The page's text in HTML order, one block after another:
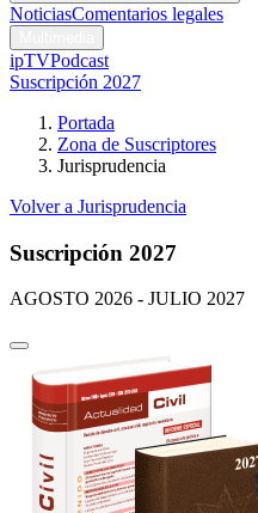
NoticiasComentarios legales
ipTVPodcast
Suscripción 2027
Portada
Zona de Suscriptores
Jurisprudencia
Volver a Jurisprudencia
Suscripción 2027
AGOSTO 2026 - JULIO 2027